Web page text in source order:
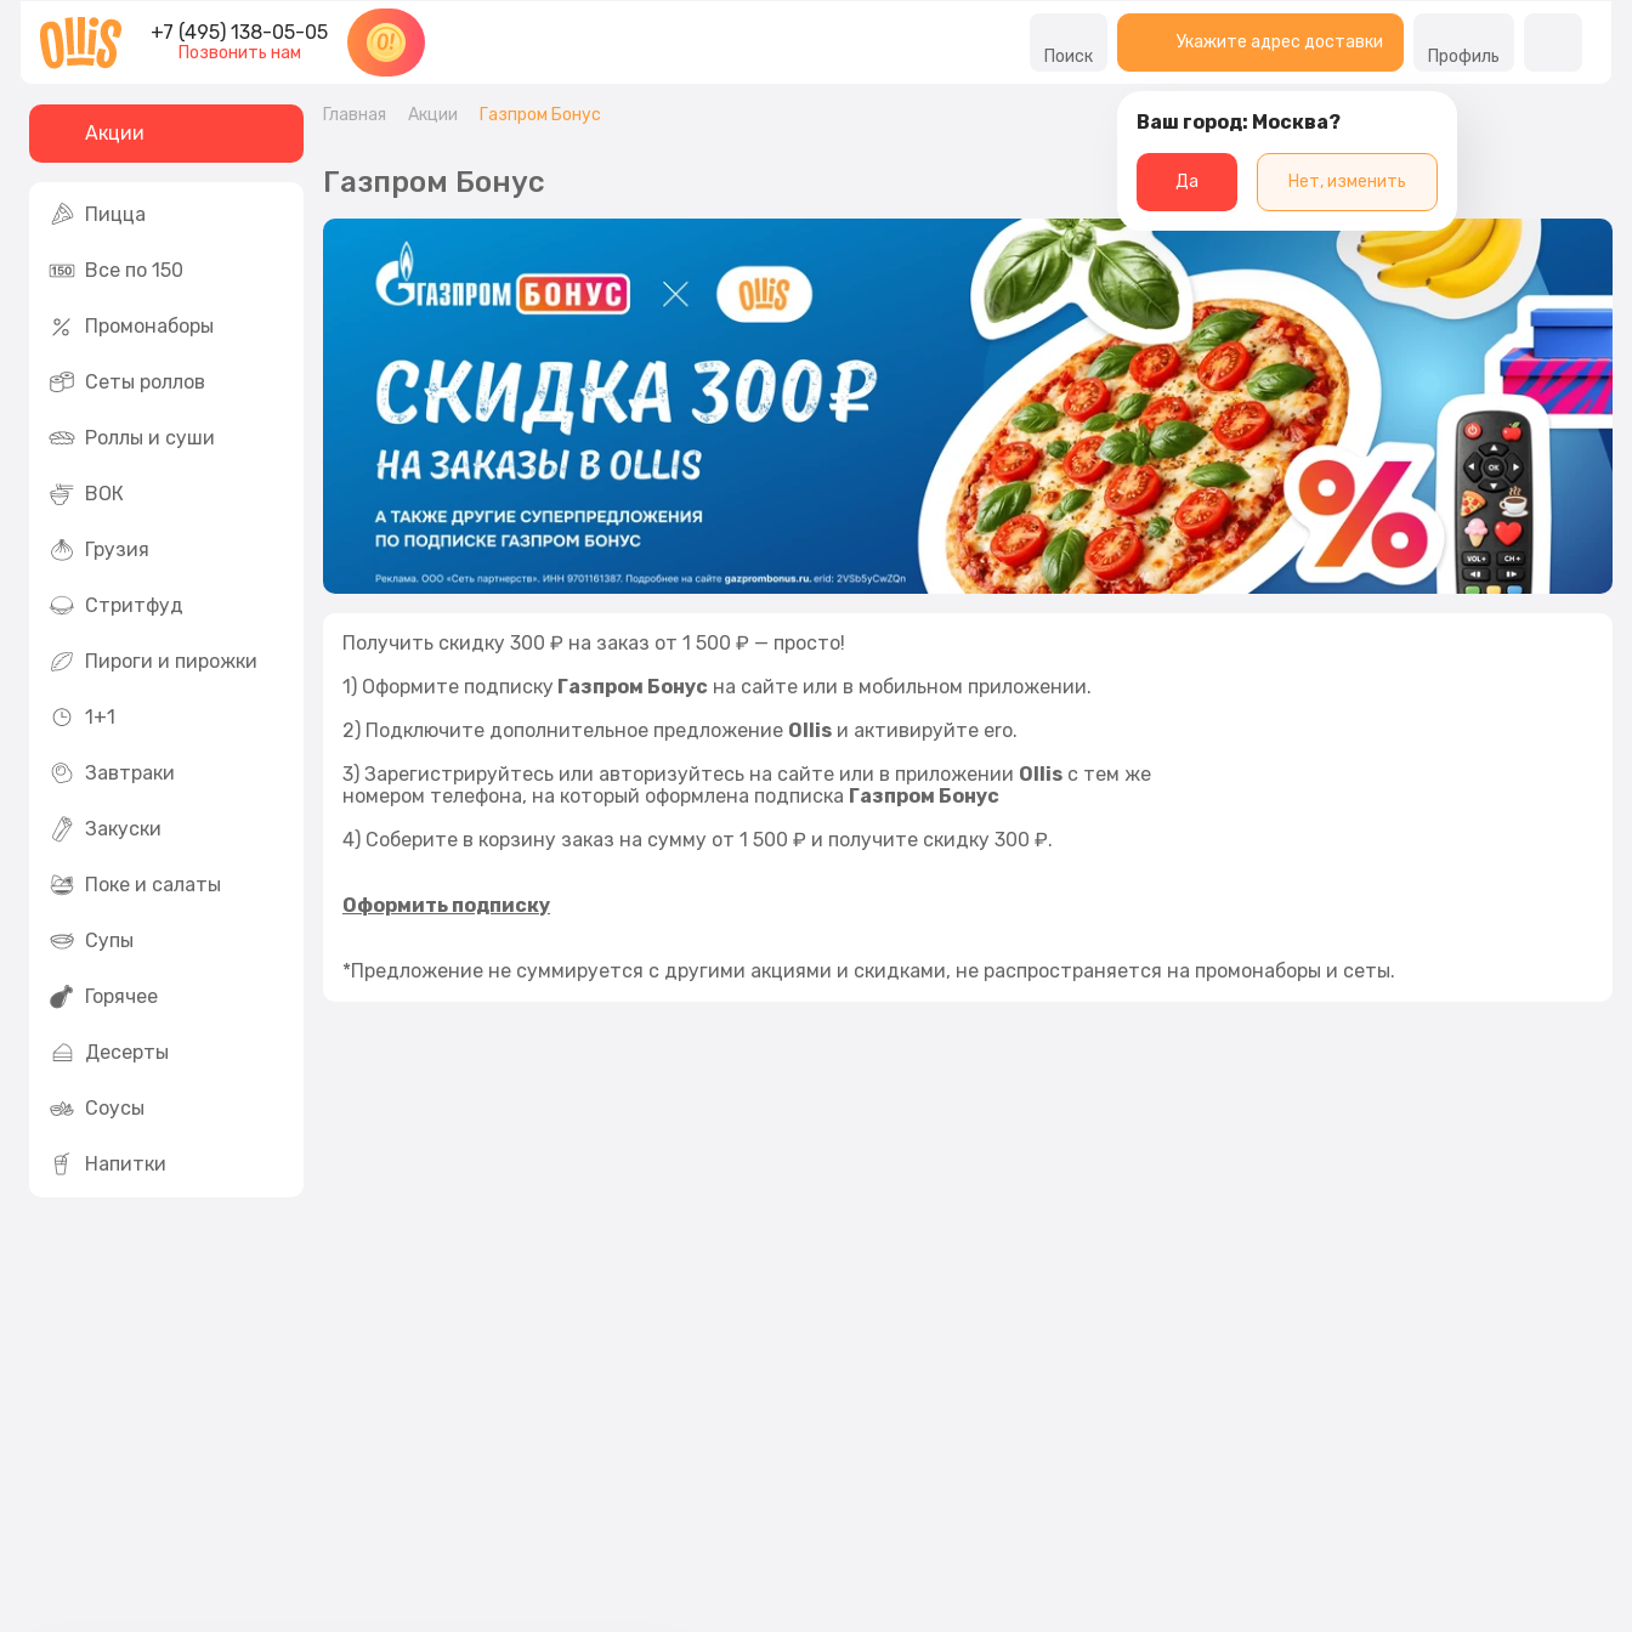
+7 (495) 138-05-05
Позвонить нам Поиск
Укажите адрес доставки
Ваш город: Москва?
Да Нет, изменить
Профиль
Акции
Пицца
Все по 150
Промонаборы
Сеты роллов
Роллы и суши
ВОК
Грузия
Стритфуд
Пироги и пирожки
1+1
Завтраки
Закуски
Поке и салаты
Супы
Горячее
Десерты
Соусы
Напитки
Главная Акции Газпром Бонус
Газпром Бонус
Получить скидку 300 ₽ на заказ от 1 500 ₽ — просто!
1) Оформите подписку Газпром Бонус на сайте или в мобильном приложении.
2) Подключите дополнительное предложение Ollis и активируйте ero.
3) Зарегистрируйтесь или авторизуйтесь на сайте или в приложении Ollis с тем же
номером телефона, на который оформлена подписка Газпром Бонус
4) Соберите в корзину заказ на сумму от 1 500 ₽ и получите скидку 300 ₽.
Оформить подписку
*Предложение не суммируется с другими акциями и скидками, не распространяется на промонаборы и сеты.